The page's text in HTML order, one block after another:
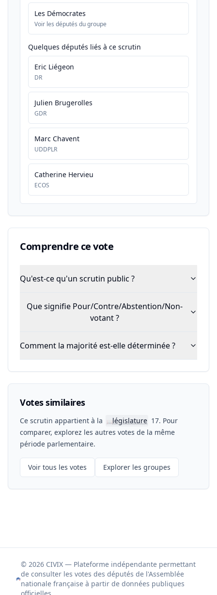
Les Démocrates
Voir les députés du groupe
Quelques députés liés à ce scrutin
Eric Liégeon
DR
Julien Brugerolles
GDR
Marc Chavent
UDDPLR
Catherine Hervieu
ECOS
Comprendre ce vote
Qu'est-ce qu'un scrutin public ?
Que signifie Pour/Contre/Abstention/Non-
votant ?
Comment la majorité est-elle déterminée ?
Votes similaires
Ce scrutin appartient à la 📖législature 17. Pour
comparer, explorez les autres votes de la même
période parlementaire.
Voir tous les votes Explorer les groupes
© 2026 CIVIX — Plateforme indépendante permettant
de consulter les votes des députés de l'Assemblée
nationale française à partir de données publiques